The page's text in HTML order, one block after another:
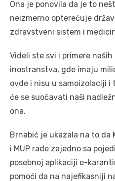
Ona je ponovila da je to
neizmerno opterećuje
zdravstveni sistem i
Videli ste svi i primere
inostranstva, gde imaju
ovde i nisu u samoizolaciji i
će se suočavati naši
ona.
Brnabić je ukazala na to da
i MUP rade zajedno sa
posebnoj aplikaciji e-
pomoći da na najefikasniji